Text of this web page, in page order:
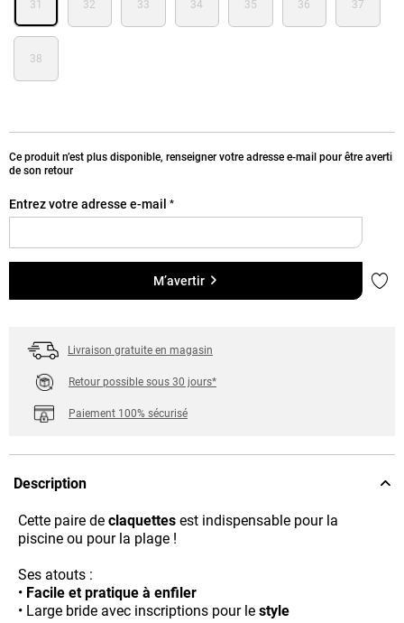
31 32 33 34 35 36 37
38
Ce produit n’est plus disponible, renseigner votre adresse e-mail pour être averti
de son retour
Entrez votre adresse e-mail *
M’avertir
Livraison gratuite en magasin
Retour possible sous 30 jours*
Paiement 100% sécurisé
Description
Cette paire de claquettes est indispensable pour la
piscine ou pour la plage !
Ses atouts :
• Facile et pratique à enfiler
• Large bride avec inscriptions pour le style